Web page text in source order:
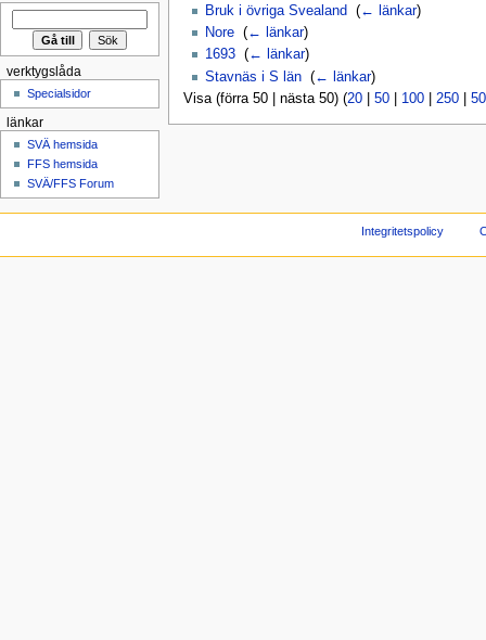
Bruk i övriga Svealand
(← länkar)
Nore‎ (← länkar)
1693‎ (← länkar)
Stavnäs i S län‎ (← länkar)
Visa (förra 50 | nästa 50) (20| 50| 100| 250|
verktygslåda
Specialsidor
länkar
SVÄ hemsida
FFS hemsida
SVÄ/FFS Forum
Integritetspolicy